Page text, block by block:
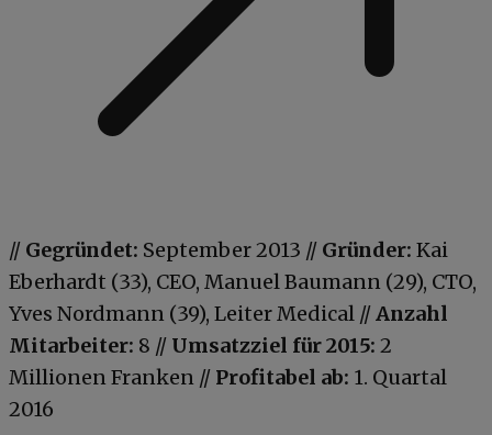
// Gegründet: September 2013 // Gründer: Kai
Eberhardt (33), CEO, Manuel Baumann (29), CTO,
Yves Nordmann (39), Leiter Medical //Anzahl
Mitarbeiter: 8 // Umsatzziel für 2015: 2
Millionen Franken // Profitabel ab: 1. Quartal
2016